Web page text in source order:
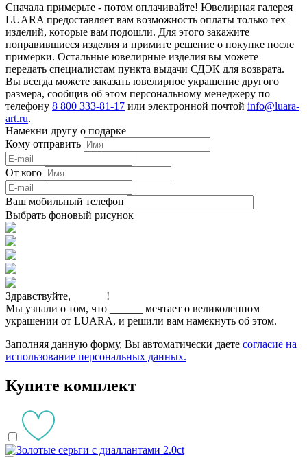
Сначала примерьте - потом оплачивайте! Ювелирная галерея
LUARA предоставляет вам возможность оплаты только тех
изделий, которые вам подошли. Для этого закажите
понравившиеся изделия и примите решение о покупке после
примерки. Остальные ювелирные изделия вы можете
передать специалистам пункта выдачи СДЭК для возврата.
Вы всегда можете заказать ювелирное украшение другого
размера, сообщив об этом персональному менеджеру по
телефону 8 800 333-81-17 или электронной почтой info@luara-
art.ru.
Намекни другу о подарке
Кому отправить
От кого
Ваш мобильный телефон
Выбрать фоновый рисунок
Здравствуйте,
!
Мы узнали о том, что
мечтает о великолепном
украшении от LUARA, и решили вам намекнуть об этом.
Заполняя данную форму, Вы автоматически даете согласие на
использование персональных данных.
Купите комплект